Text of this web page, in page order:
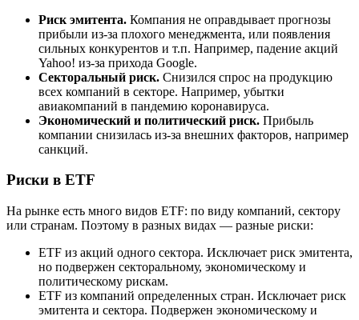
Риск эмитента. Компания не оправдывает прогнозы
прибыли из-за плохого менеджмента, или появления
сильных конкурентов и т.п. Например, падение акций
Yahoo! из-за прихода Google.
Секторальный риск. Снизился спрос на продукцию
всех компаний в секторе. Например, убытки
авиакомпаний в пандемию коронавируса.
Экономический и политический риск. Прибыль
компании снизилась из-за внешних факторов, например
санкций.
Риски в ETF
На рынке есть много видов ETF: по виду компаний, сектору
или странам. Поэтому в разных видах — разные риски:
ETF из акций одного сектора. Исключает риск эмитента,
но подвержен секторальному, экономическому и
политическому рискам.
ETF из компаний определенных стран. Исключает риск
эмитента и сектора. Подвержен экономическому и